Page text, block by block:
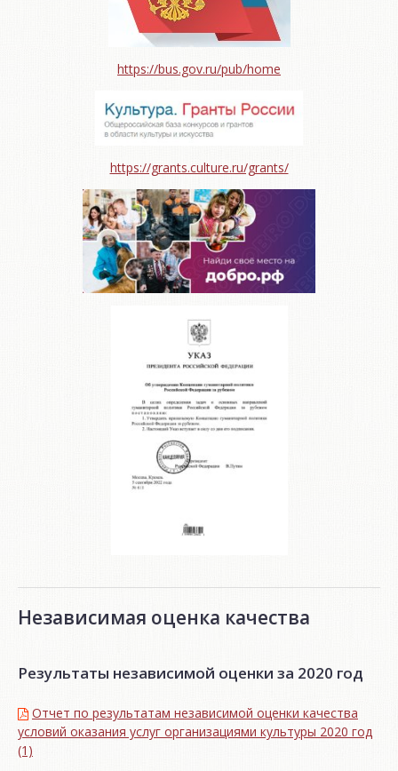
https://bus.gov.ru/pub/home
https://grants.culture.ru/grants/
Независимая оценка качества
Результаты независимой оценки за 2020 год
Отчет по результатам независимой оценки качества
условий оказания услуг организациями культуры 2020 год
(1)